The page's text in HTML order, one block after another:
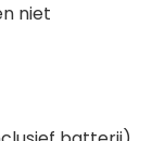
niet